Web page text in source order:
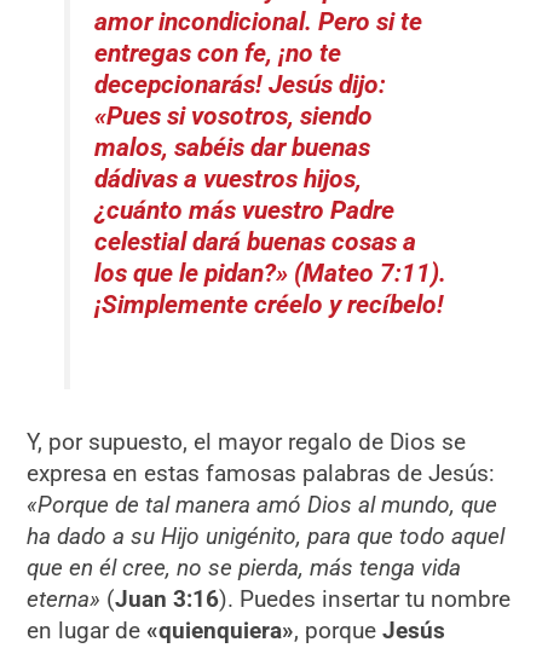
amor incondicional. Pero si te
entregas con fe, ¡no te
decepcionarás!Jesús dijo:
«Pues si vosotros, siendo
malos, sabéis dar buenas
dádivas a vuestros hijos,
¿cuánto más vuestro Padre
celestial dará buenas cosas a
los que le pidan?» (Mateo 7:11).
¡Simplemente créelo y recíbelo!
Y, por supuesto, el mayor regalo de Dios se
expresa en estas famosas palabras de Jesús:
«Porque de tal manera amó Dios al mundo, que
ha dado a su Hijo unigénito, para que todo aquel
que en él cree, no se pierda, más tenga vida
eterna» (Juan 3:16). Puedes insertar tu nombre
en lugar de «quienquiera», porqueJesús